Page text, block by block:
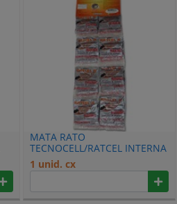
MATA RATO
TECNOCELL/RATCEL INTERNA
20 PACOTE/25G BLISTER
100501
1 unid. cx